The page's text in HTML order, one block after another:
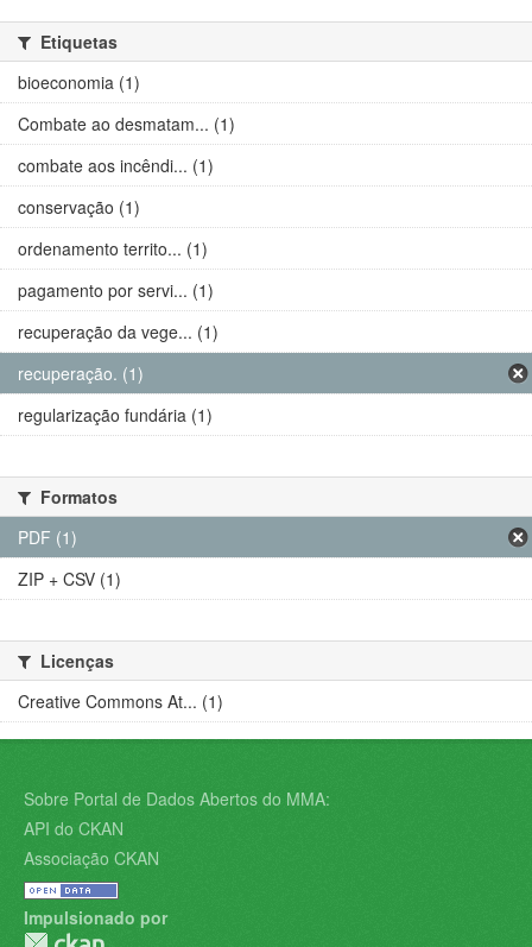
Etiquetas
bioeconomia (1)
Combate ao desmatam... (1)
combate aos incêndi... (1)
conservação (1)
ordenamento territo... (1)
pagamento por servi... (1)
recuperação da vege... (1)
recuperação. (1)
regularização fundária (1)
Formatos
PDF (1)
ZIP + CSV (1)
Licenças
Creative Commons At... (1)
Sobre Portal de Dados Abertos do MMA:
API do CKAN
Associação CKAN
Impulsionado por